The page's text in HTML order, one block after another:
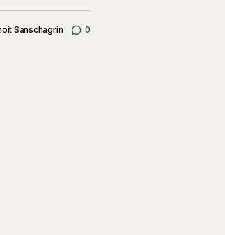
Sanschagrin 0